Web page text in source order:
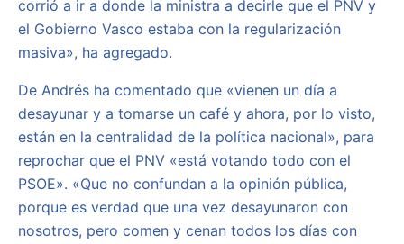
corrió a ir a donde la ministra a decirle que el PNV y
el Gobierno Vasco estaba con la regularización
masiva», ha agregado.
De Andrés ha comentado que «vienen un día a
desayunar y a tomarse un café y ahora, por lo visto,
están en la centralidad de la política nacional», para
reprochar que el PNV «está votando todo con el
PSOE». «Que no confundan a la opinión pública,
porque es verdad que una vez desayunaron con
nosotros, pero comen y cenan todos los días con